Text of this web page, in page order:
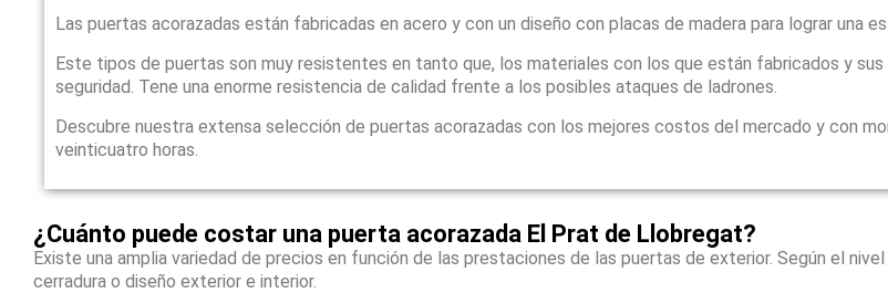
Las puertas acorazadas están fabricadas en acero y con un diseño con placas de madera para lograr una
Este tipos de puertas son muy resistentes en tanto que, los materiales con los que están fabricados y
seguridad. Tene una enorme resistencia de calidad frente a los posibles ataques de ladrones.
Descubre nuestra extensa selección de puertas acorazadas con los mejores costos del mercado y con
veinticuatro horas.
¿Cuánto puede costar una puerta acorazada El Prat de Llobregat?
Existe una amplia variedad de precios en función de las prestaciones de las puertas de exterior. Según el
cerradura o diseño exterior e interior.